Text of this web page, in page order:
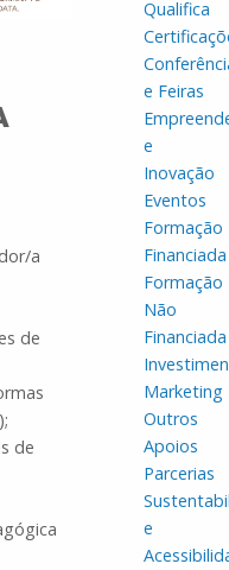
a
de
de
Qualifica
e Feiras
e
Inovação
Eventos
Formação
Financiada
Formação
Não
Financiada
Marketing
Outros
Apoios
Parcerias
e